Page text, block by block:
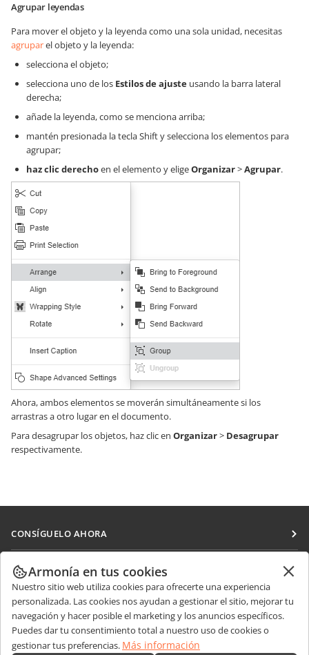
Agrupar leyendas
Para mover el objeto y la leyenda como una sola unidad, necesitas
agruparel objeto y la leyenda:
selecciona el objeto;
selecciona uno de los Estilos de ajuste usando la barra lateral
derecha;
añade la leyenda, como se menciona arriba;
mantén presionada la tecla Shift y selecciona los elementos para
agrupar;
haz clic derechoen el elemento y eligeOrganizar>Agrupar.
Ahora, ambos elementos se moverán simultáneamente si los
arrastras a otro lugar en el documento.
Para desagrupar los objetos, haz clic en Organizar> Desagrupar
respectivamente.
CONSÍGUELO AHORA
Docs
DocSpace
Workspace
Conectores
Aplicaciones de escritorio
COLABORAR
Para colaboradores
Para traductores
Para influencers
RECIBIR NOTICIAS
Blog
OBTENER AYUDA
Armonía en tus cookies
Nuestro sitio web utiliza cookies para ofrecerte una experiencia
personalizada. Las cookies nos ayudan a gestionar el sitio, mejorar tu
navegación y hacer posible el marketing y los anuncios específicos.
Puedes dar tu consentimiento total a nuestro uso de cookies o
gestionar tus preferencias. Más información